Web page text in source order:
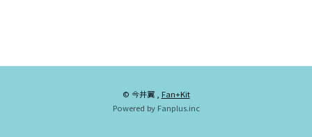
GALLERY
BLOG
© 今井翼 , Fan+Kit
Powered by Fanplus.inc